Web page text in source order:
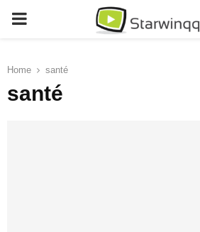
PRIMARY
Home santé
santé